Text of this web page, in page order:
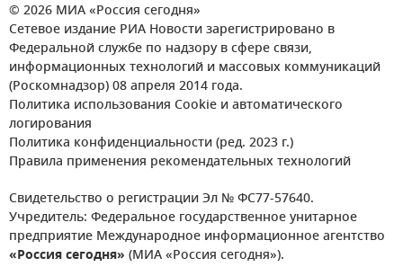
© 2026 МИА «Россия сегодня»
Сетевое издание РИА Новости зарегистрировано в
Федеральной службе по надзору в сфере связи,
информационных технологий и массовых коммуникаций
(Роскомнадзор) 08 апреля 2014 года.
Политика использования Cookie и автоматического
логирования
Политика конфиденциальности (ред. 2023 г.)
Правила применения рекомендательных технологий
Свидетельство о регистрации Эл № ФС77-57640.
Учредитель: Федеральное государственное унитарное
предприятие Международное информационное агентство
«Россия сегодня» (МИА «Россия сегодня»).